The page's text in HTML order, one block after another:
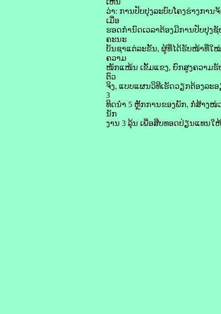
ເຫັນ
ວ່າ: ການປັບປຸງລະບົບໂຄງຮ່າງກາ
ເມື່ອ
ຮອດກຳນົດເວລາຕ້ອງມີການປັບປຸງ
ຄະນະ
ບັນຊາແຕ່ລະຂັ້ນ, ຜູ້ທີ່ໄດ້ຮັບໜ້າທີ່ໃ
ຄວາມ
ໜັກແໜ້ນ ເຂັ້ມແຂງ, ຍົກສູງຄວາມຮັ
ຕົວ
ຈິງ, ແບບແຜນວິທີເຮັດວຽກຕ້ອງລະ
3
ທິດນຳ 5 ຫຼັກການຂອງພັກ, ກໍ່ສ້າງ
ນັກ
ງານ 3 ລຸ້ນ ເພື່ອສືບທອດປ່ຽນແທນ